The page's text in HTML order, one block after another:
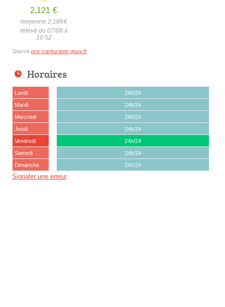
2,121 €
moyenne 2,189€
relevé du 07/08 à
10:52
Source prix-carburants.gouv.fr
Horaires
Lundi
24h/24
Mardi
24h/24
Mercredi
24h/24
Jeudi
24h/24
Vendredi
24h/24
Samedi
24h/24
Dimanche
24h/24
Signaler une erreur